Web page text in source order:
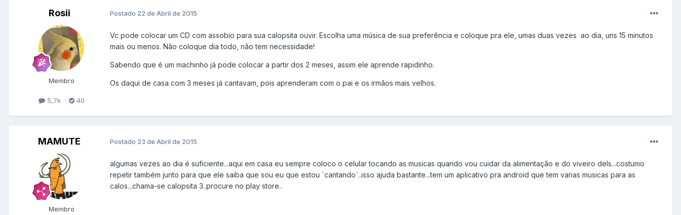
Rosii
Membro
5,7k 40
Postado 22 de Abril de 2015
Vc p​ode colocar um CD com assobio para sua calopsita ouvir. Escolha uma música de sua preferência e coloque pra ele, umas duas vezes ao dia, uns 15 minutos
mais ou menos. Não coloque dia todo, não tem necessidade!
Sabendo que é um machinho já pode colocar a partir dos 2 meses, assim ele aprende rapidinho.
Os daqui de casa com 3 meses já cantavam, pois aprenderam com o pai e os irmãos mais velhos.
MAMUTE
Membro
Postado 23 de Abril de 2015
algumas vezes ao dia é suficiente...aqui em casa eu sempre coloco o celular tocando as musicas quando vou cuidar da alimentação e do viveiro dels...costumo
repetir também junto para que ele saiba que sou eu que estou `cantando`..isso ajuda bastante...tem um aplicativo pra android que tem varias musicas para as
calos...chama-se calopsita 3..procure no play store..